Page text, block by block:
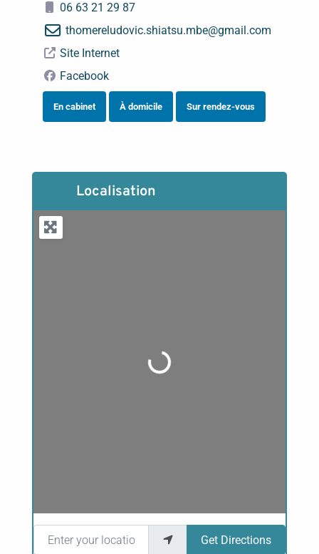
06 63 21 29 87
thomereludovic.shiatsu.mbe@gmail.com
Site Internet
Facebook
En cabinet À domicile Sur rendez-vous
Localisation
Loading...
Enter your location
Get Directions